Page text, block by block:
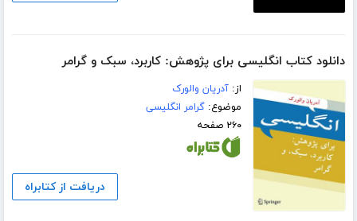
دانلود کتاب انگلیسی برای پژوهش: کاربرد، سبک و گرامر
از:آدریان والورک
موضوع:گرامر انگلیسی
۲۶۰ صفحه
دریافت از کتابراه